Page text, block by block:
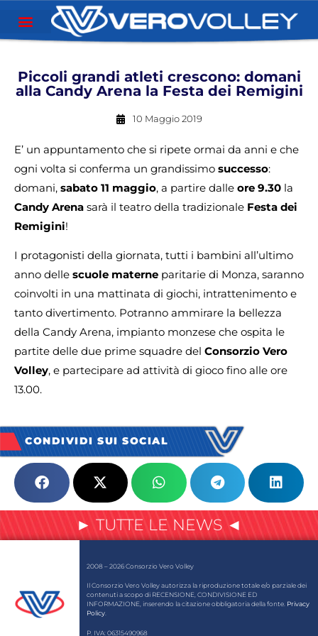
Piccoli grandi atleti crescono: domani
alla Candy Arena la Festa dei Remigini
10 Maggio 2019
E’ un appuntamento che si ripete ormai da anni e che
ogni volta si conferma un grandissimo successo:
domani, sabato 11 maggio, a partire dalle ore 9.30 la
Candy Arena sarà il teatro della tradizionale Festa dei
Remigini!
I protagonisti della giornata, tutti i bambini all’ultimo
anno delle scuole materne paritarie di Monza, saranno
coinvolti in una mattinata di giochi, intrattenimento e
tanto divertimento. Potranno ammirare la bellezza
della Candy Arena, impianto monzese che ospita le
partite delle due prime squadre del Consorzio Vero
Volley, e partecipare ad attività di gioco fino alle ore
13.00.
CONDIVIDI SUI SOCIAL
► TUTTE LE NEWS ◄
2008 – 2026 Consorzio Vero Volley
Il Consorzio Vero Volley autorizza la riproduzione totale e/o parziale dei
contenuti a scopo di RECENSIONE, CONDIVISIONE ED
INFORMAZIONE, inserendo la citazione obbligatoria della fonte. Privacy
Policy
P. IVA: 06315490968